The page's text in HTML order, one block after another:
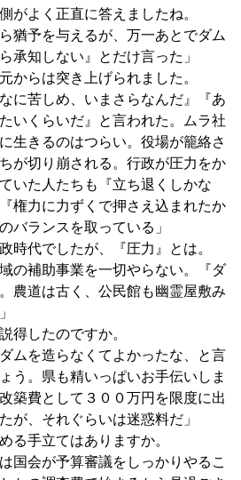
がよく正直に答えましたね。
猶予を与えるが、万一あとでダム
承知しない』とだけ言った」
からは突き上げられました。
に苦しめ、いまさらなんだ』『あ
いくらいだ』と言われた。ムラ社
生きるのはつらい。役場が籠絡さ
が切り崩される。行政が圧力をか
いた人たちも『立ち退くしかな
権力に力ずくで押さえ込まれたか
バランスを取っている」
時代でしたが、『圧力』とは。
の補助事業を一切やらない。『ダ
農道は古く、公民館も幽霊屋敷み
得したのですか。
ムを造らなくてよかったな、と言
う。県も精いっぱいお手伝いしま
築費として３００万円を限度に出
が、それぐらいは迷惑料だ」
る手立てはありますか。
国会が予算審議をしっかりやるこ